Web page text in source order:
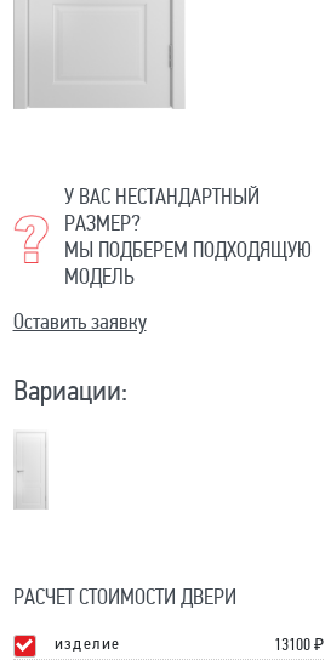
У ВАС НЕСТАНДАРТНЫЙ
РАЗМЕР?
МЫ ПОДБЕРЕМ ПОДХОДЯЩУЮ
МОДЕЛЬ
Оставить заявку
Вариации:
РАСЧЕТ СТОИМОСТИ ДВЕРИ
изделие 13100₽